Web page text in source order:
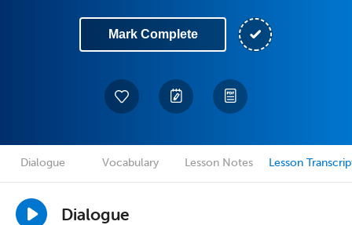
Mark Complete
Dialogue Vocabulary Lesson Notes Lesson
Dialogue